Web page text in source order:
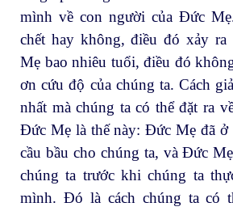
mình về con người của Đức
chết hay không, điều đó xảy
Mẹ bao nhiêu tuổi, điều đó
ơn cứu độ của chúng ta. Cách
nhất mà chúng ta có thể đặt ra
Đức Mẹ là thế này: Đức Mẹ đã
cầu bầu cho chúng ta, và Đức
chúng ta trước khi chúng ta
mình. Đó là cách chúng ta có